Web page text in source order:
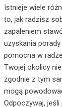
Istnieje wiele
to, jak radzisz
zapaleniem
uzyskania
pomocna w
Twojej okolicy
zgodnie z tym
mogą
Odpoczywaj,